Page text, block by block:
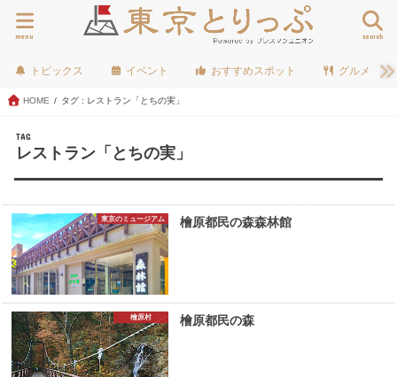
search
menu
トピックス イベント おすすめスポット グルメ
HOME タグ : レストラン「とちの実」
TAG
レストラン「とちの実」
東京のミュージアム 檜原都民の森森林館
檜原村 檜原都民の森